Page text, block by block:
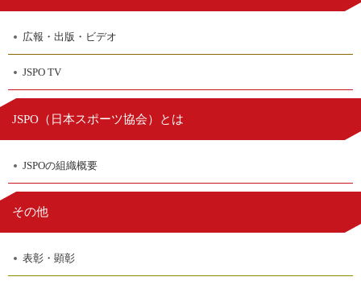
広報・出版・ビデオ
JSPO TV
JSPO（ 日本スポーツ協会）とは
JSPOの組織概要
その他
表彰・顕彰